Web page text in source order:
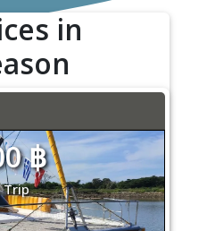
in
฿
Trip